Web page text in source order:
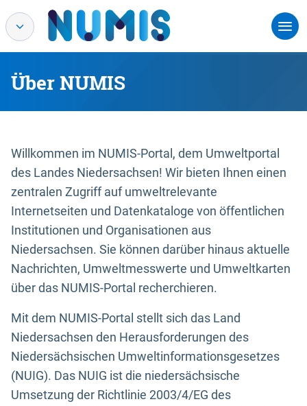
Über NUMIS
Willkommen im NUMIS-Portal, dem Umweltportal
des Landes Niedersachsen! Wir bieten Ihnen einen
zentralen Zugriff auf umweltrelevante
Internetseiten und Datenkataloge von öffentlichen
Institutionen und Organisationen aus
Niedersachsen. Sie können darüber hinaus aktuelle
Nachrichten, Umweltmesswerte und Umweltkarten
über das NUMIS-Portal recherchieren.
Mit dem NUMIS-Portal stellt sich das Land
Niedersachsen den Herausforderungen des
Niedersächsischen Umweltinformationsgesetzes
(NUIG). Das NUIG ist die niedersächsische
Umsetzung der Richtlinie 2003/4/EG des